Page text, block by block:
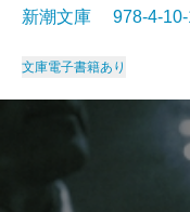
新潮文庫 978-4-
文庫電子書籍あり